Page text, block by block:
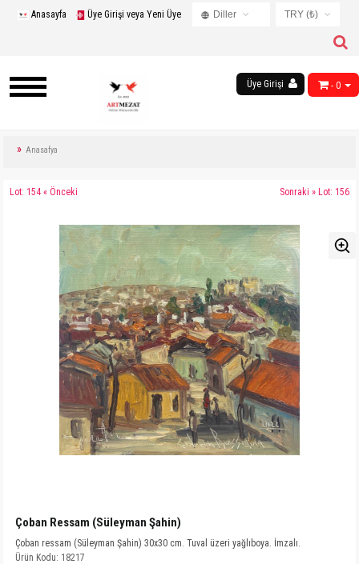
TRY (₺)
TRY (₺)
Diller
Russian
Anasayfa Üye Girişi veya Yeni Üye
- 0
Üye Girişi
Anasafya
Lot: 154 « Önceki Sonraki » Lot: 156
Çoban Ressam (Süleyman Şahin)
Çoban ressam (Süleyman Şahin) 30x30 cm. Tuval üzeri yağlıboya. İmzalı.
Ürün Kodu: 18217